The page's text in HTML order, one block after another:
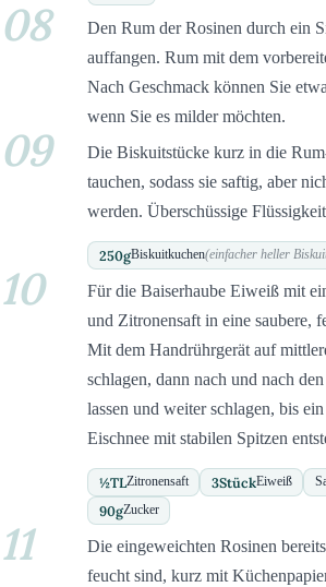
08
Den Rum der Rosinen durch ein
auffangen. Rum mit dem
Nach Geschmack können Sie
wenn Sie es milder möchten.
09
Die Biskuitstücke kurz in die
tauchen, sodass sie saftig, aber
werden. Überschüssige
250gBiskuitkuchen(einfacher heller
10
Für die Baiserhaube Eiweiß mit
und Zitronensaft in eine saubere,
Mit dem Handrührgerät auf
schlagen, dann nach und nach
lassen und weiter schlagen, bis
Eischnee mit stabilen Spitzen
½TLZitronensaft 3StückEiweiß
90gZucker
11
Die eingeweichten Rosinen
feucht sind, kurz mit